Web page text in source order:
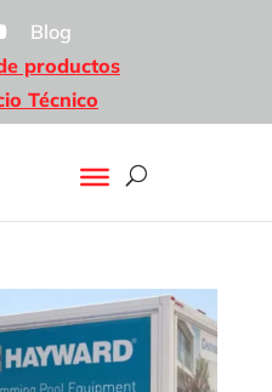
Blog
productos
Técnico